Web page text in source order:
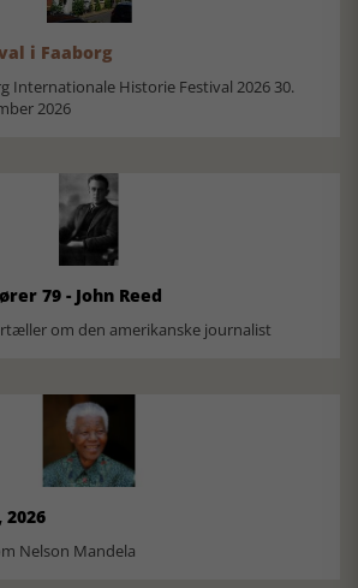
i Faaborg
Internationale Historie Festival 2026 30.
2026
79 - John Reed
om den amerikanske journalist
2026
Nelson Mandela